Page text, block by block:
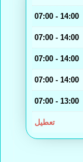
14:00 - 07:00
14:00 - 07:00
14:00 - 07:00
14:00 - 07:00
13:00 - 07:00
تعطیل